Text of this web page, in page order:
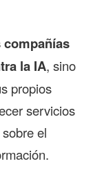
compañías
la IA, sino
propios
servicios
el